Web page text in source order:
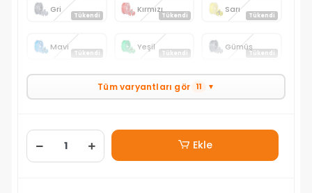
Gri
Tükendi
Kırmızı
Tükendi
Sarı
Tükendi
Mavi
Tükendi
Yeşil
Tükendi
Gümüş
Tükendi
Tüm varyantları gör 11 ▼
Ekle